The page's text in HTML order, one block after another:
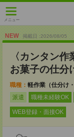
メニュー
NEW 掲載日 :2026/08/05
〈カンタン
お菓子の仕分
職種： 軽作業（仕分け
派遣
職種未経験OK
WEB登録・面接OK